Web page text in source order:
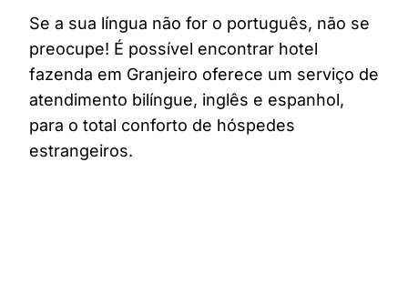
Se a sua língua não for o português, não se
preocupe! É possível encontrar hotel
fazenda em Granjeiro oferece um serviço de
atendimento bilíngue, inglês e espanhol,
para o total conforto de hóspedes
estrangeiros.